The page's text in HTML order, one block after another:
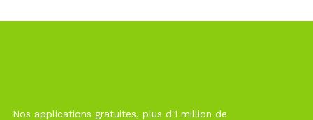
Nos applications gratuites, plus d'1 million de